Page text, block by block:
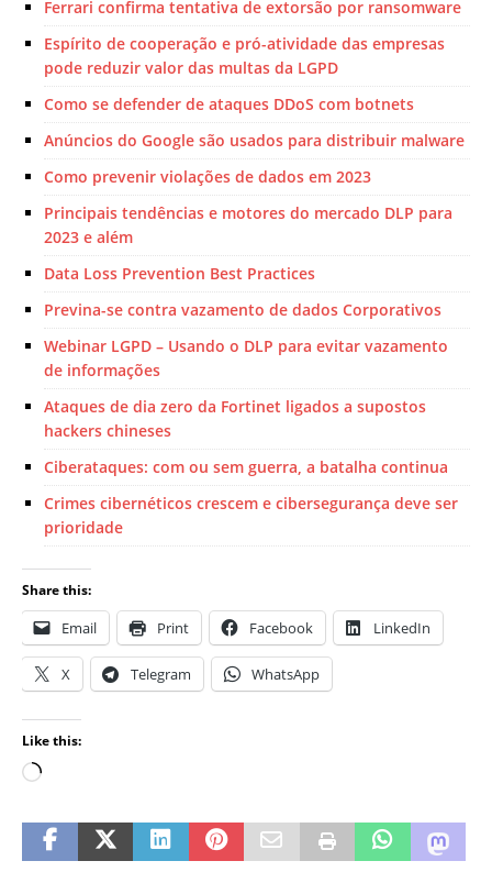
Ferrari confirma tentativa de extorsão por ransomware
Espírito de cooperação e pró-atividade das empresas
pode reduzir valor das multas da LGPD
Como se defender de ataques DDoS com botnets
Anúncios do Google são usados para distribuir malware
Como prevenir violações de dados em 2023
Principais tendências e motores do mercado DLP para
2023 e além
Data Loss Prevention Best Practices
Previna-se contra vazamento de dados Corporativos
Webinar LGPD – Usando o DLP para evitar vazamento
de informações
Ataques de dia zero da Fortinet ligados a supostos
hackers chineses
Ciberataques: com ou sem guerra, a batalha continua
Crimes cibernéticos crescem e cibersegurança deve ser
prioridade
Share this:
Email Print Facebook LinkedIn
X Telegram WhatsApp
Like this: